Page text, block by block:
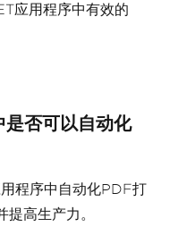
应用程序中有效的
否可以自动化
程序中自动化PDF打
高生产力。